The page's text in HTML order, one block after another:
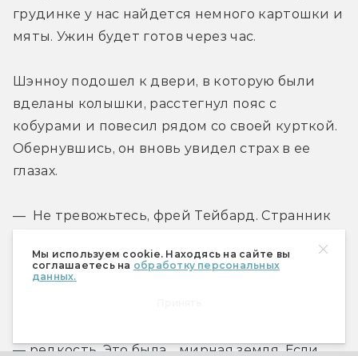
Мы используем cookie. Находясь на сайте вы
соглашаетесь на обработку персональных
данных.
грудинке у нас найдется немного картошки и
мяты. Ужин будет готов через час.
Шэнноу подошел к двери, в которую были
вделаны колышки, расстегнул пояс с
кобурами и повесил рядом со своей курткой.
Обернувшись, он вновь увидел страх в ее
глазах.
— Не тревожьтесь, фрей Тейбард. Странник
мое слово тверже железа, хотя, конечно, люди
бывают разные.
— редкость. Это была… мирная земля. Если